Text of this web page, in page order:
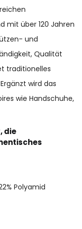
mit über 120 Jahren
und
Qualität
traditionelles
wird das
wie Handschuhe,
die
Polyamid